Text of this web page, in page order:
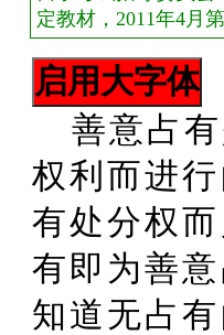
定教材，2011年4月
善意占
权利而进
有处分权
有即为善
知道无占